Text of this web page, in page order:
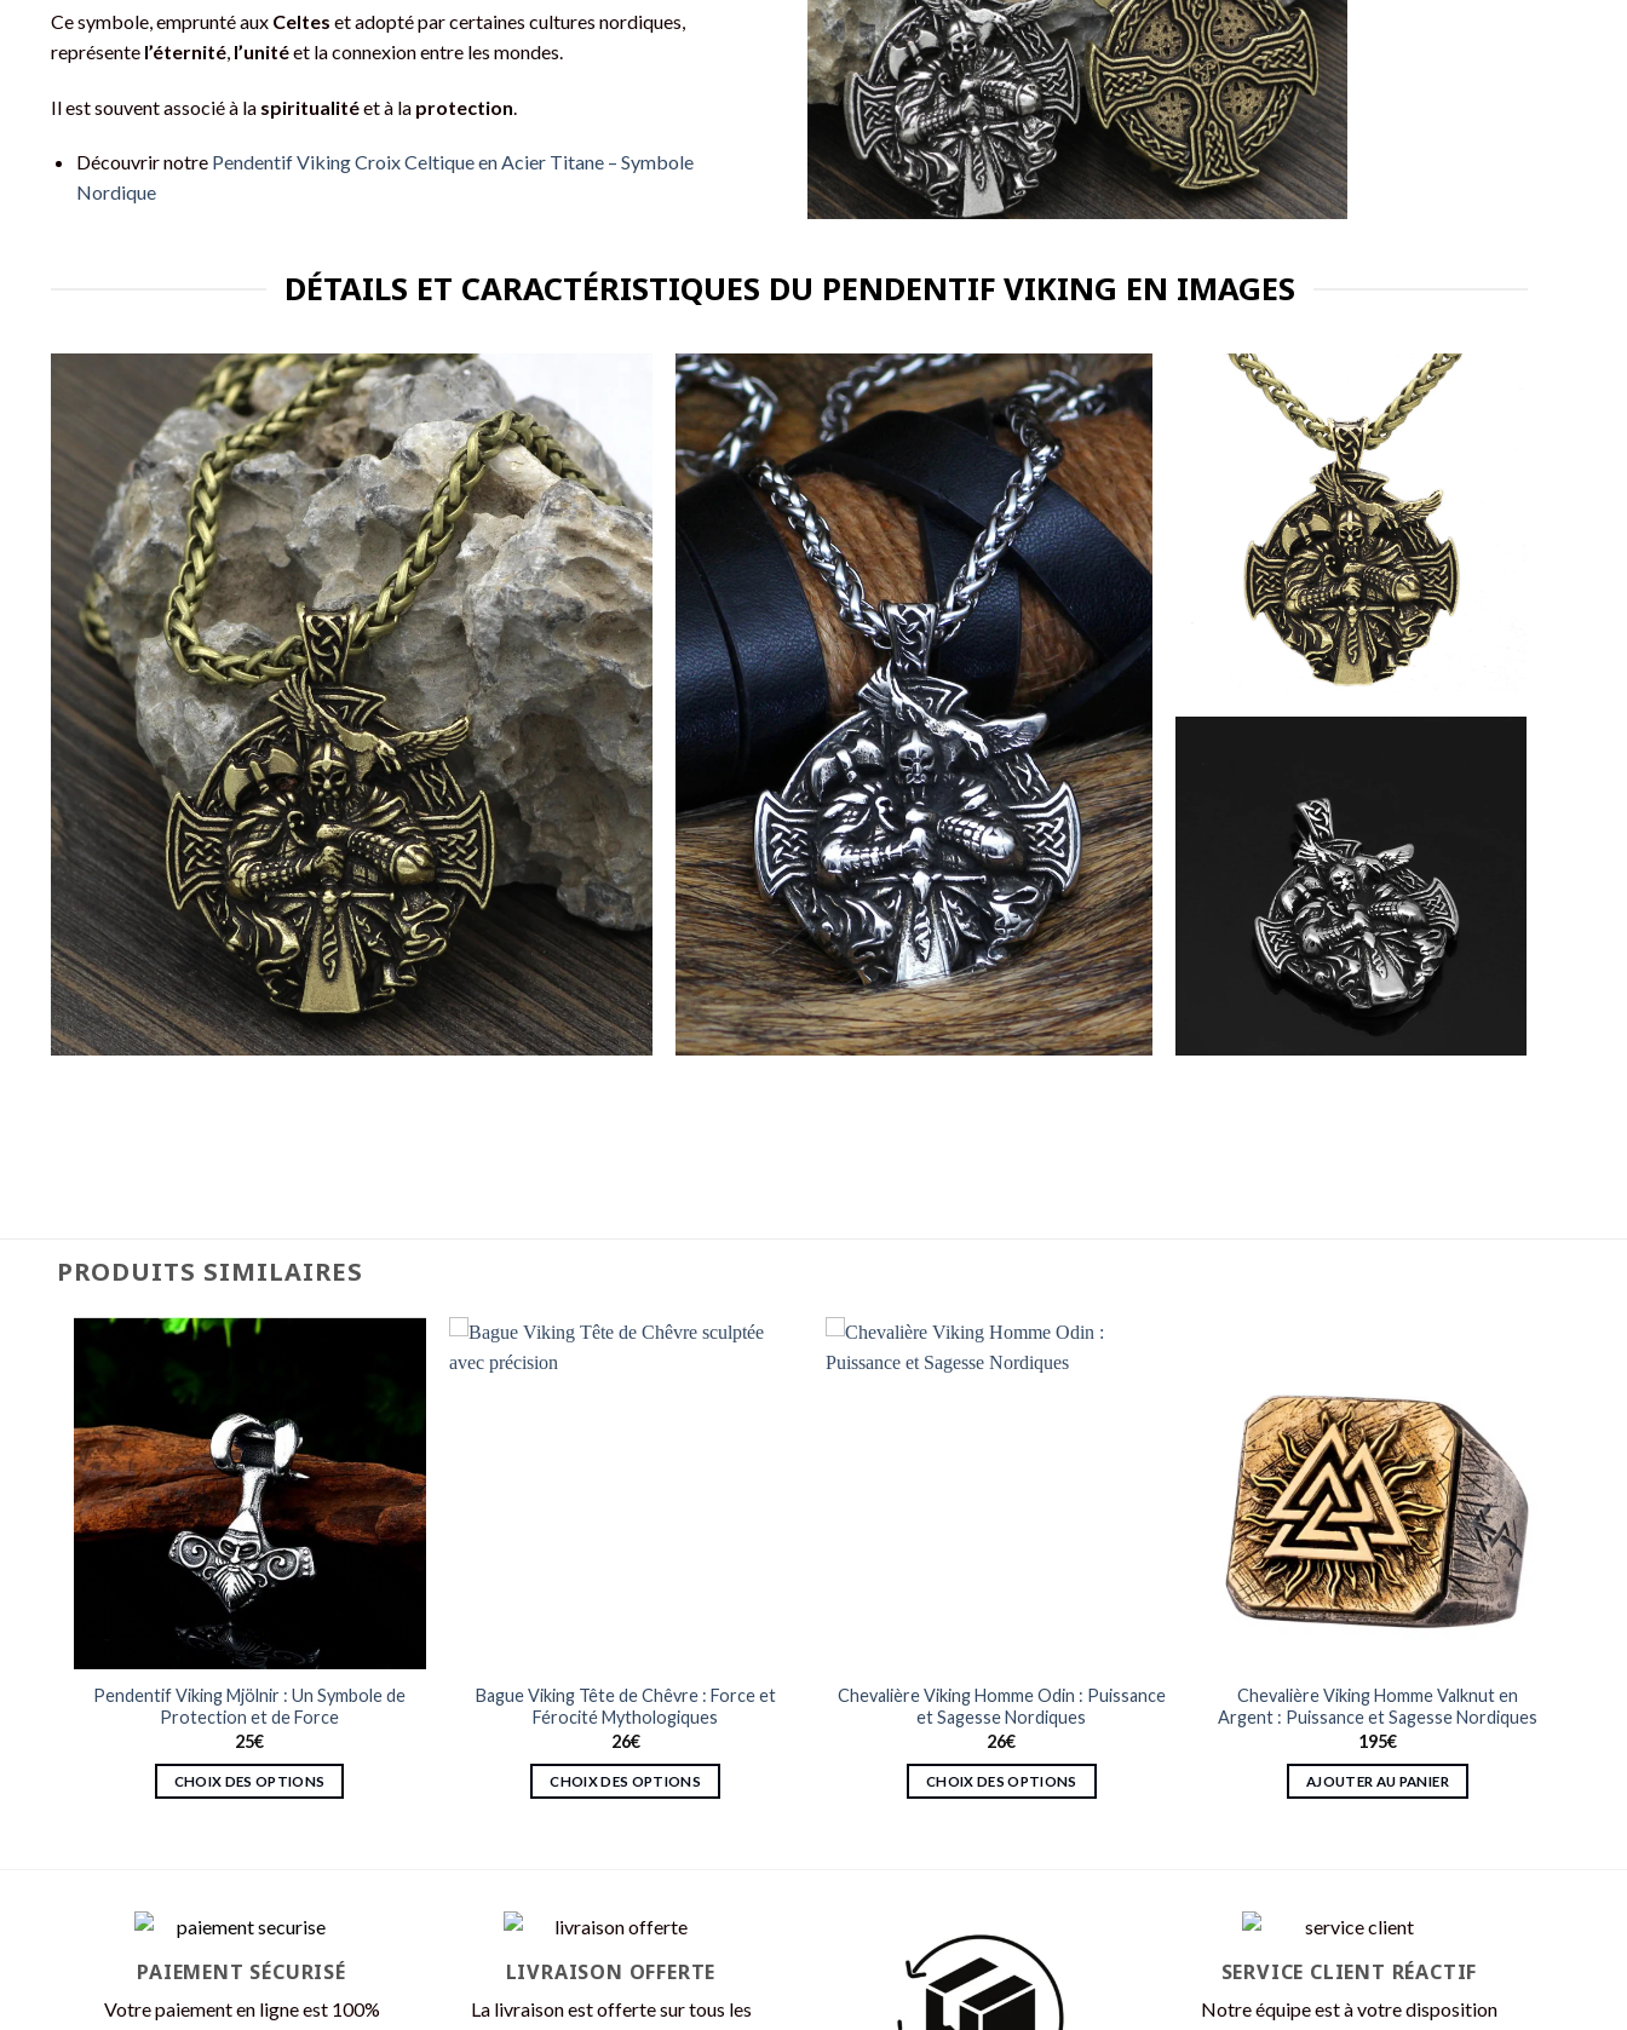
Ce symbole, emprunté aux Celtes et adopté par certaines cultures nordiques,
représente l’éternité l’unitéet la connexion entre les mondes.
Il est souvent associé à la spiritualitéet à la protection
Découvrir notre Pendentif Viking Croix Celtique en Acier Titane – Symbole
Nordique
DÉTAILS ET CARACTÉRISTIQUES DU PENDENTIF VIKING EN IMAGES
PRODUITS SIMILAIRES
Pendentif Viking Mjölnir : Un Symbole de
Protection et de Force
25€
CHOIX DES OPTIONS
variations.
options
peuvent
Bague Viking Tête de Chêvre : Force et
Férocité Mythologiques
26€
CHOIX DES OPTIONS
variations.
options
peuvent
Chevalière Viking Homme Odin : Puissance
et Sagesse Nordiques
26€
CHOIX DES OPTIONS
Les
options
peuvent
Chevalière Viking Homme Valknut en
Argent : Puissance et Sagesse Nordiques
195€
AJOUTER AU PANIER
PAIEMENT SÉCURISÉ
Votre paiement en ligne est 100%
LIVRAISON OFFERTE
La livraison est offerte sur tous les
SERVICE CLIENT RÉACTIF
Notre équipe est à votre disposition